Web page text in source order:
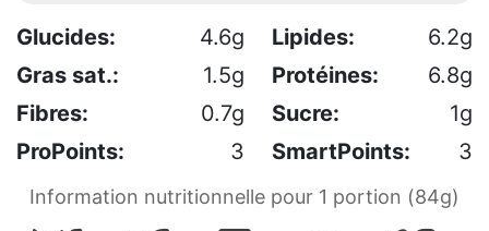
Glucides: 4.6g Lipides:
6.2g
Gras sat.:
1.5g Protéines:
6.8g
Fibres:
0.7g Sucre:
1g
ProPoints:
3 SmartPoints: 3
Information nutritionnelle pour 1 portion (84g)